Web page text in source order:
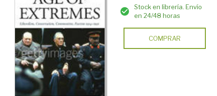
Stock en librería. Envío
en 24/48 horas
COMPRAR